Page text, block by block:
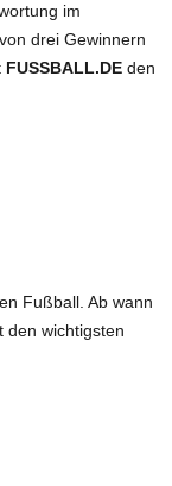
im
drei Gewinnern
FUSSBALL.DE den
Fußball. Ab wann
den wichtigsten